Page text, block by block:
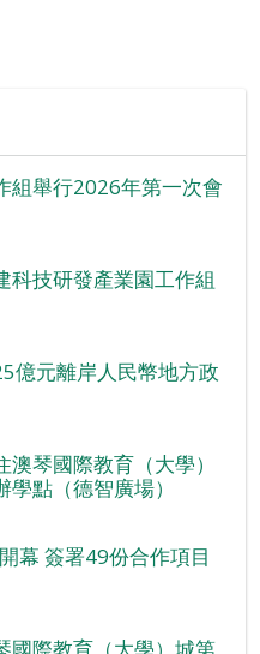
組舉行2026年第一次會
科技研發產業園工作組
億元離岸人民幣地方政
琴國際教育（大學）
點（德智廣場）
幕 簽署49份合作項目